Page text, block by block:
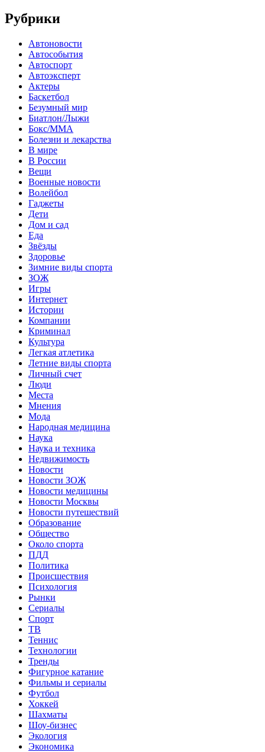
Рубрики
Автоновости
Автособытия
Автоспорт
Автоэксперт
Актеры
Баскетбол
Безумный мир
Биатлон/Лыжи
Бокс/MMA
Болезни и лекарства
В мире
В России
Вещи
Военные новости
Волейбол
Гаджеты
Дети
Дом и сад
Еда
Звёзды
Здоровье
Зимние виды спорта
ЗОЖ
Игры
Интернет
Истории
Компании
Криминал
Культура
Легкая атлетика
Летние виды спорта
Личный счет
Люди
Места
Мнения
Мода
Народная медицина
Наука
Наука и техника
Недвижимость
Новости
Новости ЗОЖ
Новости медицины
Новости Москвы
Новости путешествий
Образование
Общество
Около спорта
ПДД
Политика
Происшествия
Психология
Рынки
Сериалы
Спорт
ТВ
Теннис
Технологии
Тренды
Фигурное катание
Фильмы и сериалы
Футбол
Хоккей
Шахматы
Шоу-бизнес
Экология
Экономика